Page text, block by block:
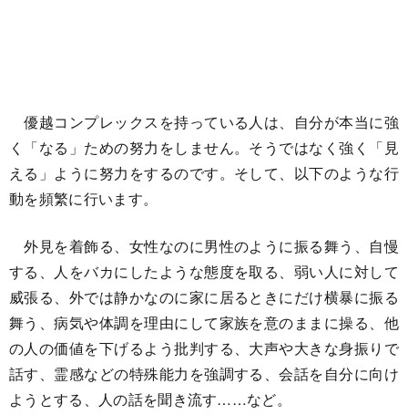
優越コンプレックスを持っている人は、自分が本当に強
く「なる」ための努力をしません。そうではなく強く「見
える」ように努力をするのです。そして、以下のような行
動を頻繁に行います。
外見を着飾る、女性なのに男性のように振る舞う、自慢
する、人をバカにしたような態度を取る、弱い人に対して
威張る、外では静かなのに家に居るときにだけ横暴に振る
舞う、病気や体調を理由にして家族を意のままに操る、他
の人の価値を下げるよう批判する、大声や大きな身振りで
話す、霊感などの特殊能力を強調する、会話を自分に向け
ようとする、人の話を聞き流す……など。